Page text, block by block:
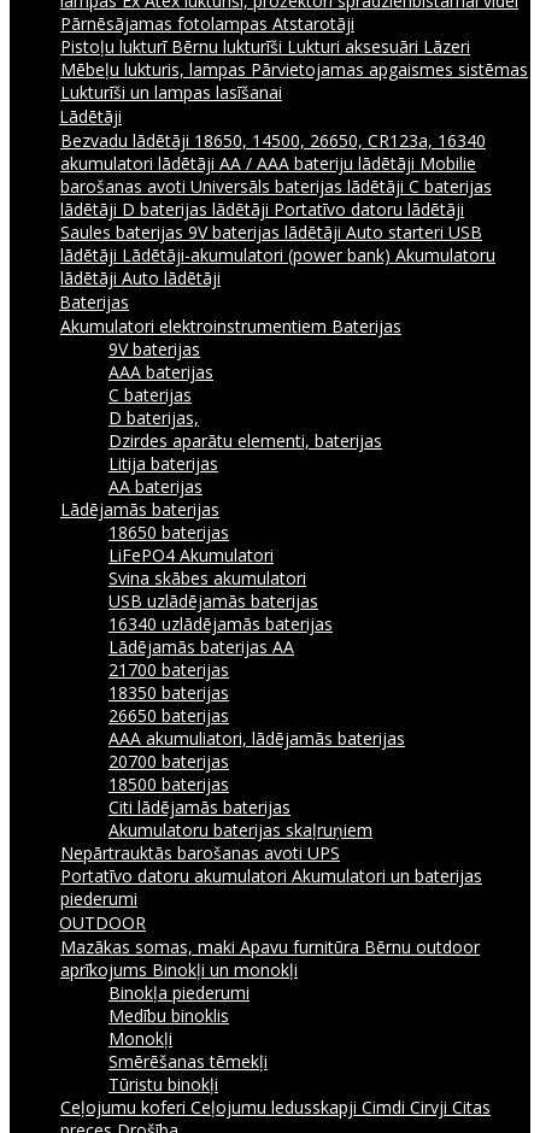
Pārnēsājamas fotolampas Atstarotāji
Pistoļu lukturī Bērnu lukturīši Lukturi aksesuāri Lāzeri
Mēbeļu lukturis, lampas Pārvietojamas apgaismes sistēmas
Lukturīši un lampas lasīšanai
Lādētāji
Bezvadu lādētāji 18650, 14500, 26650, CR123a, 16340
akumulatori lādētāji AA / AAA bateriju lādētāji Mobilie
barošanas avoti Universāls baterijas lādētāji C baterijas
lādētāji D baterijas lādētāji Portatīvo datoru lādētāji
Saules baterijas 9V baterijas lādētāji Auto starteri USB
lādētāji Lādētāji-akumulatori (power bank) Akumulatoru
lādētāji Auto lādētāji
Baterijas
Akumulatori elektroinstrumentiem Baterijas
9V baterijas
AAA baterijas
C baterijas
D baterijas,
Dzirdes aparātu elementi, baterijas
Litija baterijas
AA baterijas
Lādējamās baterijas
18650 baterijas
LiFePO4 Akumulatori
Svina skābes akumulatori
USB uzlādējamās baterijas
16340 uzlādējamās baterijas
Lādējamās baterijas AA
21700 baterijas
18350 baterijas
26650 baterijas
AAA akumuliatori, lādējamās baterijas
20700 baterijas
18500 baterijas
Citi lādējamās baterijas
Akumulatoru baterijas skaļruņiem
Nepārtrauktās barošanas avoti UPS
Portatīvo datoru akumulatori Akumulatori un baterijas
piederumi
OUTDOOR
Mazākas somas, maki Apavu furnitūra Bērnu outdoor
aprīkojums Binokļi un monokļi
Binokļa piederumi
Medību binoklis
Monokļi
Smērēšanas tēmekļi
Tūristu binokļi
Ceļojumu koferi Ceļojumu ledusskapji Cimdi Cirvji Citas